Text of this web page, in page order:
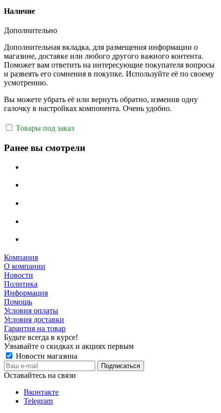
Наличие
Дополнительно
Дополнительная вкладка, для размещения информации о
магазине, доставке или любого другого важного контента.
Поможет вам ответить на интересующие покупателя вопросы
и развеять его сомнения в покупке. Используйте её по своему
усмотрению.
Вы можете убрать её или вернуть обратно, изменив одну
галочку в настройках компонента. Очень удобно.
Товары под заказ
Ранее вы смотрели
Компания
О компании
Новости
Политика
Информация
Помощь
Условия оплаты
Условия доставки
Гарантия на товар
Будьте всегда в курсе!
Узнавайте о скидках и акциях первым
Новости магазина
Оставайтесь на связи
Вконтакте
Telegram